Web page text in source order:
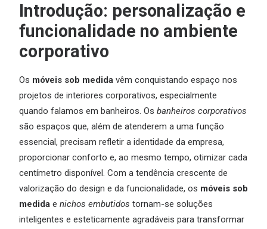
Introdução: personalização e
funcionalidade no ambiente
corporativo
Os móveis sob medida vêm conquistando espaço nos
projetos de interiores corporativos, especialmente
quando falamos em banheiros. Os banheiros corporativos
são espaços que, além de atenderem a uma função
essencial, precisam refletir a identidade da empresa,
proporcionar conforto e, ao mesmo tempo, otimizar cada
centímetro disponível. Com a tendência crescente de
valorização do design e da funcionalidade, os móveis sob
medida e nichos embutidos tornam-se soluções
inteligentes e esteticamente agradáveis para transformar